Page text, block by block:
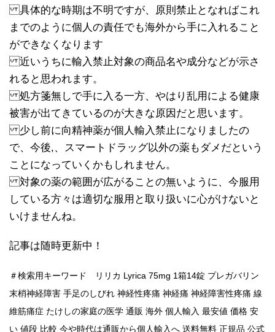
具体的な時期は不明ですが、原則禁止となればこれ
までのように個人の責任でも海外から手に入れること
ができなくなります
近いうちに輸入禁止対象の商品名や成分などが示さ
れると思われます。
処方箋無しで手に入る一方、やはり乱用による健康
被害が出てきているのが大きな原因だと思います。
少し前に向精神薬が個人輸入禁止になりましたの
で、今後,、スマートドラッグ以外の薬もダメだという
ことになっていくかもしれません。
対象の薬の範囲が広がることの無いように、今服用
している方々は適切な服用と取り扱いに心がけないと
いけませんね。
記事は随時更新中！
＃検索用キーワード リリカ Lyrica 75mg 1箱14錠 プレガバリン
末梢神経障害 手足のしびれ 神経性疼痛 神経痛 神経障害性疼痛 線
維筋痛症 たけしの家庭の医学 通販 海外 個人輸入 最安値 価格 安
い 値段 比較 今や時代は通販から個人輸入へ 送料無料 正規品 公式